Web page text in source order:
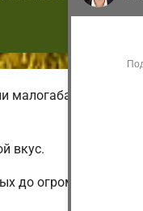
вкус.
до огромных
акциям